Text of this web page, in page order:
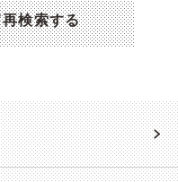
検索する